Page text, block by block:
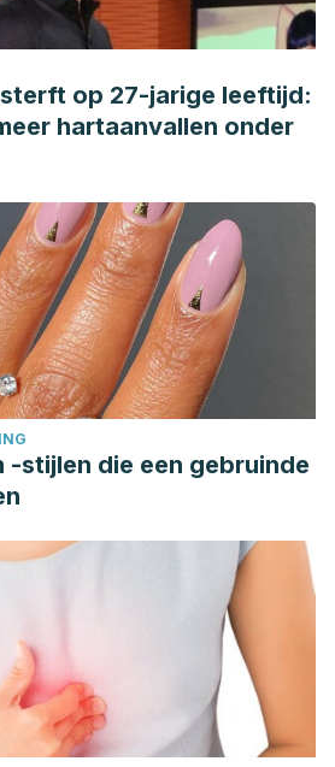
2011). Over-the-counter Head Lice
Enough. Mayo Clinic.
discussion/over-the-
not-always-enough/
University of Utah Health.
healthfeed/postings/2015/02/
Kumar M, Burrell A, Smith J. An unusual
cyanide toxicity from self-
extract.BMJ Case Rep
Published 2017 Sep 11.
op 27-jarige leeftijd:
hartaanvallen onder
-stijlen die een gebruinde